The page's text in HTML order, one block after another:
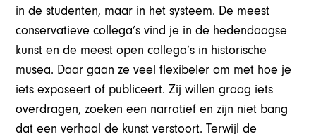
in de studenten, maar in het systeem. De meest
conservatieve collega’s vind je in de hedendaagse
kunst en de meest open collega’s in historische
musea. Daar gaan ze veel flexibeler om met hoe je
iets exposeert of publiceert. Zij willen graag iets
overdragen, zoeken een narratief en zijn niet bang
dat een verhaal de kunst verstoort. Terwijl de